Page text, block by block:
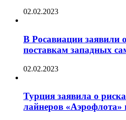
02.02.2023
В Росавиации заявили
поставкам западных
02.02.2023
Турция заявила о
лайнеров